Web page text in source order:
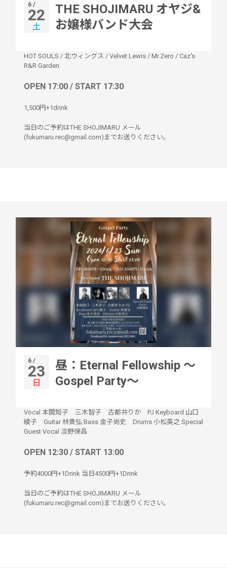
6 /
22
土
THE SHOJIMARU オヤジ&
お嬢様バンド大会
HOT SOULS / 北ウィングス / Velvet Lewis / Mr.Zero / Caz's
R&R Garden
OPEN 17:00 / START 17:30
1,500円+1drink
当日のご予約はTHE SHOJIMARU メール
(fukumaru.rec@gmail.com)までお送りください。
6 /
23
日
昼：Eternal Fellowship 〜
Gospel Party〜
Vocal 本間知子 三木智子 古都井りか PJ Keyboard 山口
綾子 Guitar 林貴弘 Bass 金子尚史 Drums 小松英之 Special
Guest Vocal 淡野保昌
OPEN 12:30 / START 13:00
予約4000円+1Drink 当日4500円+1Drink
当日のご予約はTHE SHOJIMARU メール
(fukumaru.rec@gmail.com)までお送りください。